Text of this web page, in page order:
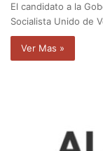
El candidato a la
Socialista Unido de
Ver Mas »